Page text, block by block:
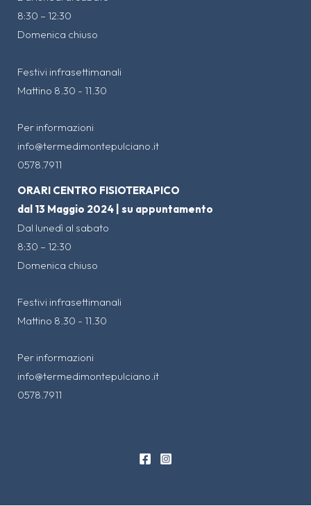
8:30 – 12:30
Domenica chiuso
Festivi infrasettimanali
Mattino 8.30 - 11.30
Per informazioni
info@termedimontepulciano.it
0578.7911
ORARI CENTRO FISIOTERAPICO
dal 13 Maggio 2024 | su appuntamento
Dal lunedì al sabato
8:30 – 12:30
Domenica chiuso
Festivi infrasettimanali
Mattino 8.30 - 11.30
Per informazioni
info@termedimontepulciano.it
0578.7911